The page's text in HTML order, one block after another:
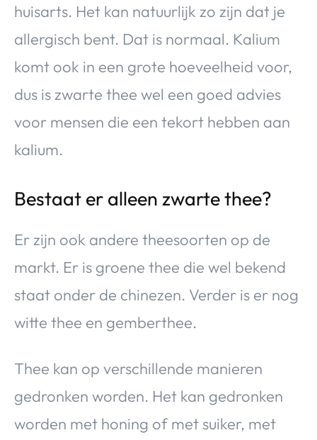
huisarts. Het kan natuurlijk zo zijn dat je
allergisch bent. Dat is normaal. Kalium
komt ook in een grote hoeveelheid voor,
dus is zwarte thee wel een goed advies
voor mensen die een tekort hebben aan
kalium.
Bestaat er alleen zwarte thee?
Er zijn ook andere theesoorten op de
markt. Er is groene thee die wel bekend
staat onder de chinezen. Verder is er nog
witte thee en gemberthee.
Thee kan op verschillende manieren
gedronken worden. Het kan gedronken
worden met honing of met suiker, met